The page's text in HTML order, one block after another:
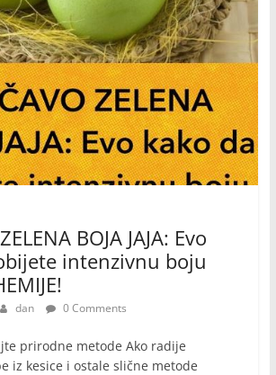
BOJA JAJA: Evo
intenzivnu boju
dan 0 Comments
prirodne metode Ako radije
iz kesice i ostale slične metode